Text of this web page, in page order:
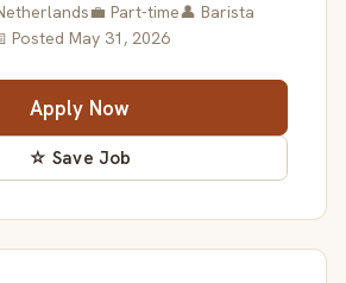
💼 Part-time👤 Barista
Posted May 31, 2026
Apply Now
☆ Save Job